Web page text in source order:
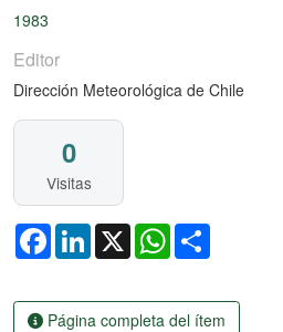
1983
Editor
Dirección Meteorológica de Chile
0
Visitas
FacebookLinkedIn
X WhatsApp
Página completa del ítem